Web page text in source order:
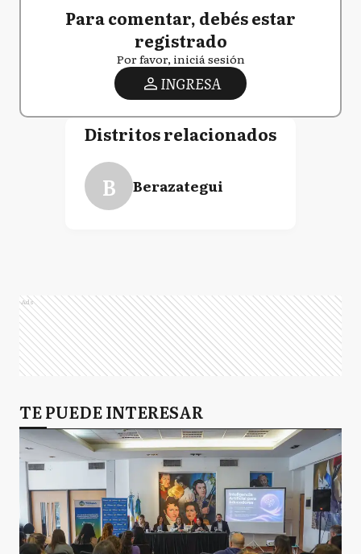
Para comentar, debés estar
registrado
Por favor, iniciá sesión
INGRESA
Distritos relacionados
B Berazategui
Ads
TE PUEDE INTERESAR